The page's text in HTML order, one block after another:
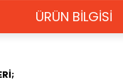
ÜRÜN BİLGİSİ